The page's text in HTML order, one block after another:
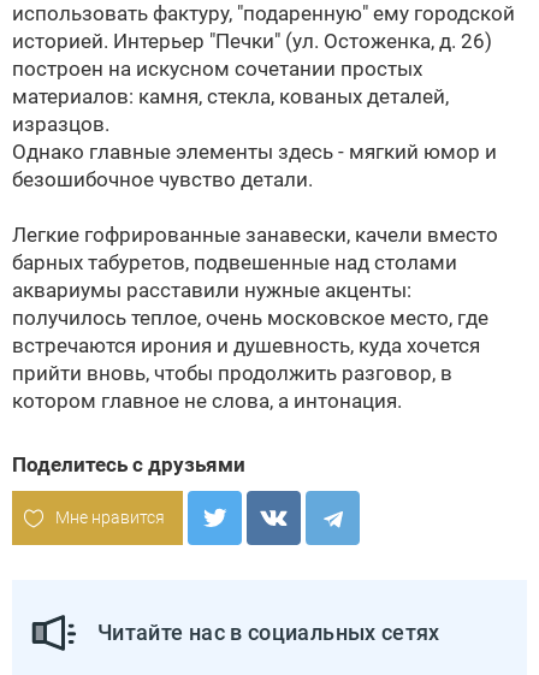
использовать фактуру, "подаренную" ему городской
историей. Интерьер "Печки" (ул. Остоженка, д. 26)
построен на искусном сочетании простых
материалов: камня, стекла, кованых деталей,
изразцов.
Однако главные элементы здесь - мягкий юмор и
безошибочное чувство детали.
Легкие гофрированные занавески, качели вместо
барных табуретов, подвешенные над столами
аквариумы расставили нужные акценты:
получилось теплое, очень московское место, где
встречаются ирония и душевность, куда хочется
прийти вновь, чтобы продолжить разговор, в
котором главное не слова, а интонация.
Поделитесь с друзьями
Мне нравится
Читайте нас в социальных сетях